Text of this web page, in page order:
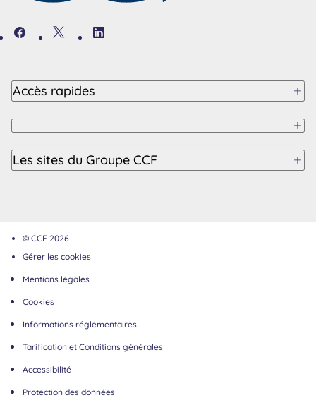
FacebookTwitter
Accès rapides
Les sites du Groupe CCF
© CCF 2026
Gérer les cookies
Mentions légales
Cookies
Informations réglementaires
Tarification et Conditions générales
Accessibilité
Protection des données